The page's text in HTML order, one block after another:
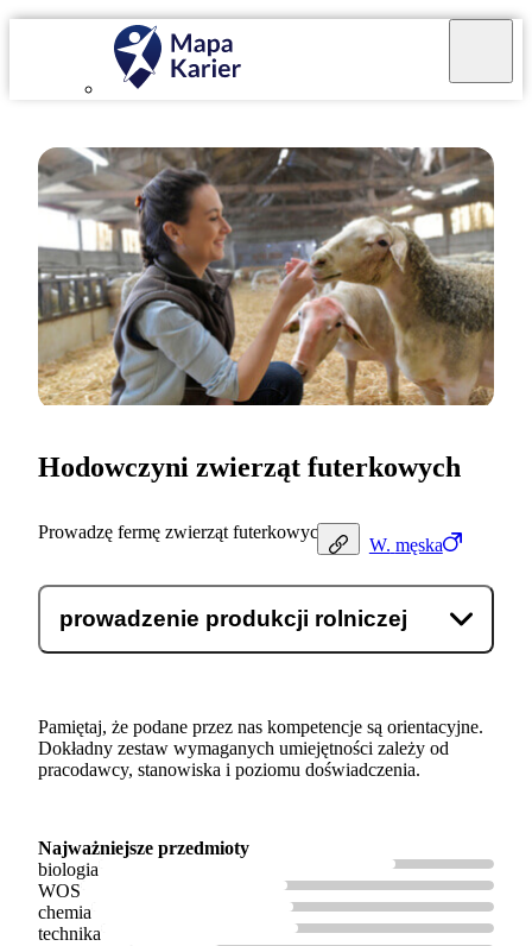
W. męska
Hodowczyni zwierząt futerkowych
Prowadzę fermę zwierząt futerkowych.
prowadzenie produkcji rolniczej
Pamiętaj, że podane przez nas kompetencje są orientacyjne.
Dokładny zestaw wymaganych umiejętności zależy od
pracodawcy, stanowiska i poziomu doświadczenia.
Najważniejsze przedmioty
biologia
WOS
chemia
technika